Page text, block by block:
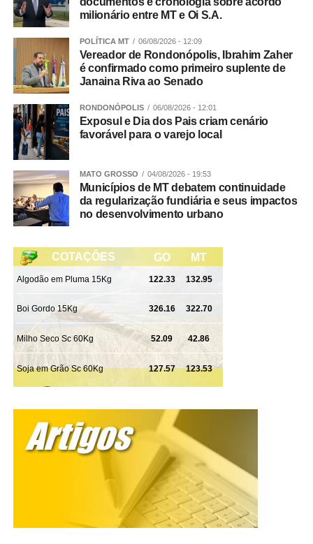
01º de agosto, fora de casa, diante dos Tubarões do
Cerrado, em partida valendo a liderança da regional
Cerrado.
A participação do Rondonópolis Hawks na Superliga
Profisio, Dark Rhinos, Renan Simão Fisioterapeuta,
SECEL, Thiago Silva e os patrocinadores Verde Vale
restaurante, Ortocenter, Kick Ball, VL Contabilidade,
Pizzaria.
WhatsApp
Facebook
Twitter
Messenger
LinkedIn
Share
milionário entre MT e Oi S.A.
POLÍTICA MT 06/08/2026 - 12:09
Vereador de Rondonópolis, Ibrahim Zaher
é confirmado como primeiro suplente de
Janaina Riva ao Senado
RONDONÓPOLIS 06/08/2026 - 12:01
Exposul e Dia dos Pais criam cenário
favorável para o varejo local
MATO GROSSO 04/08/2026 - 19:53
Municípios de MT debatem continuidade
da regularização fundiária e seus impactos
no desenvolvimento urbano